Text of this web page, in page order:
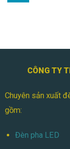
CÔNG TY
Chuyên sản xuất
gồm:
Đèn pha LED